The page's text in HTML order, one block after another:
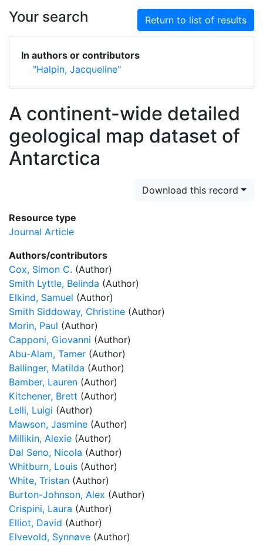
Your search Return to list of results
In authors or contributors
"Halpin, Jacqueline"
A continent-wide detailed
geological map dataset of
Antarctica
Download this record
Resource type
Journal Article
Authors/contributors
Cox, Simon C. (Author)
Smith Lyttle, Belinda (Author)
Elkind, Samuel (Author)
Smith Siddoway, Christine (Author)
Morin, Paul (Author)
Capponi, Giovanni (Author)
Abu-Alam, Tamer (Author)
Ballinger, Matilda (Author)
Bamber, Lauren (Author)
Kitchener, Brett (Author)
Lelli, Luigi (Author)
Mawson, Jasmine (Author)
Millikin, Alexie (Author)
Dal Seno, Nicola (Author)
Whitburn, Louis (Author)
White, Tristan (Author)
Burton-Johnson, Alex (Author)
Crispini, Laura (Author)
Elliot, David (Author)
Elvevold, Synnøve (Author)